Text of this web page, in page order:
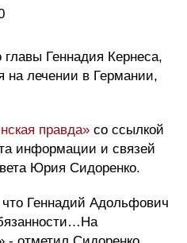
главы Геннадия Кернеса,
на лечении в Германии,
правда» со ссылкой
информации и связей
Юрия Сидоренко.
что Геннадий Адольфович